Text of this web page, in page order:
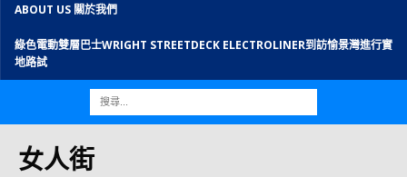
ABOUT US 關於我們
綠色電動雙層巴士WRIGHT STREETDECK ELECTROLINER到訪愉景灣進行實
地路試
女人街